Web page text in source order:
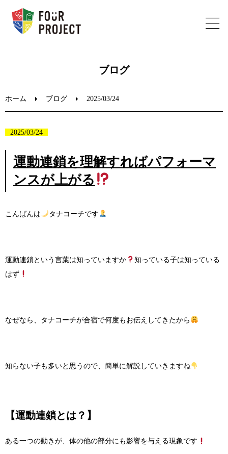
お問い合わせ
ブログ
ホーム ブログ 2025/03/24
2025/03/24
運動連鎖を理解すればパフォーマ
ンスが上がる
こんばんは タナコーチです
運動連鎖という言葉は知っていますか
知っている子は知っている
はず
なぜなら、タナコーチが合宿で何度もお伝えしてきたから
知らない子も多いと思うので、簡単に解説していきますね
【運動連鎖とは？】
ある一つの動きが、体の他の部分にも影響を与える現象です